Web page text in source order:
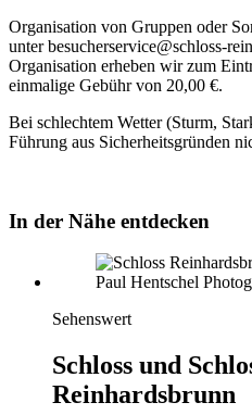
Organisation von Gruppen oder
unter besucherservice@schloss-
Organisation erheben wir zum
einmalige Gebühr von 20,00 €.
Bei schlechtem Wetter (Sturm,
Führung aus Sicherheitsgründen
In der Nähe entdecken
Sehenswert
Schloss und
Reinhardsbrunn